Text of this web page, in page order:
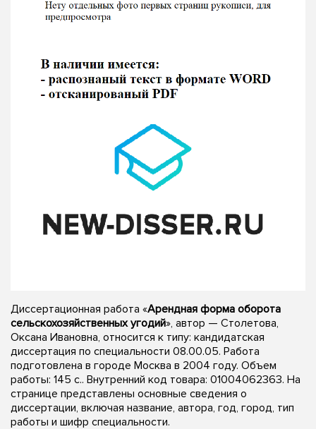
Диссертационная работа «Арендная форма оборота
сельскохозяйственных угодий», автор — Столетова,
Оксана Ивановна, относится к типу: кандидатская
диссертация по специальности 08.00.05. Работа
подготовлена в городе Москва в 2004 году. Объем
работы: 145 с.. Внутренний код товара: 01004062363. На
странице представлены основные сведения о
диссертации, включая название, автора, год, город, тип
работы и шифр специальности.